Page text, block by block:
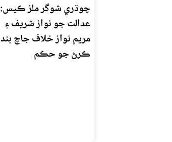
چوڌري شوگر ملز ڪيس:
عدالت جو نواز شريف ۽
مريم نواز خلاف جاچ بند
ڪرڻ جو حڪم